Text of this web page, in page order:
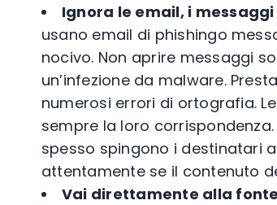
Ignora le email, i
usano email di phishingo
nocivo. Non aprire messaggi
un’infezione da malware.
numerosi errori di ortografia.
sempre la loro
spesso spingono i destinatari
attentamente se il contenuto
Vai direttamente alla